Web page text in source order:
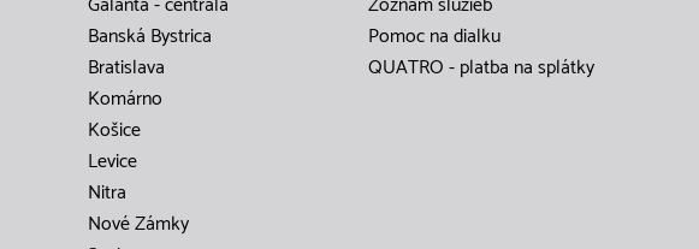
Banská Bystrica
Bratislava
Komárno
Košice
Levice
Nitra
Nové Zámky
Pomoc na dialku
QUATRO - platba na splátky